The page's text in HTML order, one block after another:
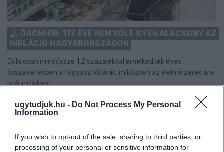
ugytudjuk.hu - Do Not Process My Personal
Information
If you wish to opt-out of the sale, sharing to third parties, or
processing of your personal or sensitive information for
ÖRÖMHÍR: TÍZ ÉVE NEM VOLT ILYEN ALACSONY AZ
INFLÁCIÓ MAGYARORSZÁGON
Júliusban mindössze 1,2 százalékkal emelkedtek éves
összevetésben a fogyasztói árak, miközben az élelmiszerek ára
már csökkent.
Szólj hozzá!